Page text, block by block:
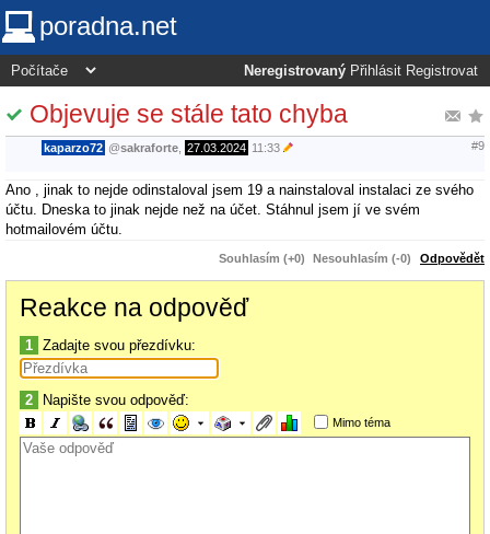
poradna.net
Neregistrovaný Přihlásit Registrovat
Objevuje se stále tato chyba
kaparzo72 @sakraforte 27.03.2024 11:33 #9
Ano , jinak to nejde odinstaloval jsem 19 a nainstaloval instalaci ze svého
účtu. Dneska to jinak nejde než na účet. Stáhnul jsem jí ve svém
hotmailovém účtu.
Souhlasím (+0) Nesouhlasím (-0) Odpovědět
Reakce na odpověď
1 Zadajte svou přezdívku:
2 Napište svou odpověď:
Mimo téma